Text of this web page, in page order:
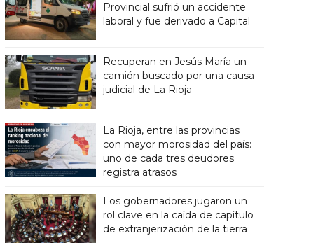
Provincial sufrió un accidente
laboral y fue derivado a Capital
Recuperan en Jesús María un
camión buscado por una causa
judicial de La Rioja
La Rioja, entre las provincias
con mayor morosidad del país:
uno de cada tres deudores
registra atrasos
Los gobernadores jugaron un
rol clave en la caída de capítulo
de extranjerización de la tierra